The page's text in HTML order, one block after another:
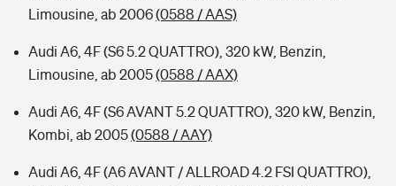
Limousine, ab 2006(0588 / AAS)
Audi A6, 4F (S6 5.2 QUATTRO), 320 kW, Benzin,
Limousine, ab 2005(0588 / AAX)
Audi A6, 4F (S6 AVANT 5.2 QUATTRO), 320 kW, Benzin,
Kombi, ab 2005(0588 / AAY)
Audi A6, 4F (A6 AVANT / ALLROAD 4.2 FSI QUATTRO),